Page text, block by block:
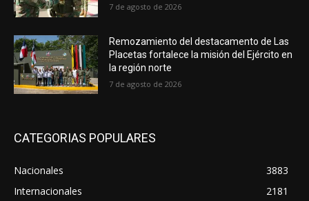
7 de agosto de 2026
Remozamiento del destacamento de Las
Placetas fortalece la misión del Ejército en
la región norte
7 de agosto de 2026
CATEGORIAS POPULARES
Nacionales
3883
Internacionales
2181